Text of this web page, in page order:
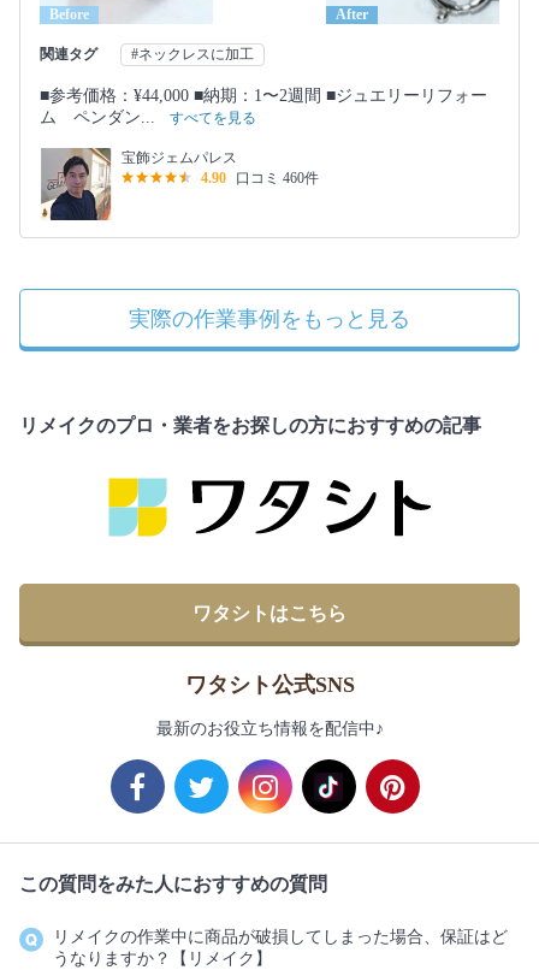
Before After
関連タグ #ネックレスに加工
■参考価格：¥44,000 ■納期：1〜2週間 ■ジュエリーリフォー
ム ペンダン...
すべてを見る
宝飾ジェムパレス
4.90
口コミ 460件
実際の作業事例をもっと見る
リメイクのプロ・業者をお探しの方におすすめの記事
ワタシトはこちら
ワタシト公式SNS
最新のお役立ち情報を配信中♪
この質問をみた人におすすめの質問
リメイクの作業中に商品が破損してしまった場合、保証はど
うなりますか？【リメイク】